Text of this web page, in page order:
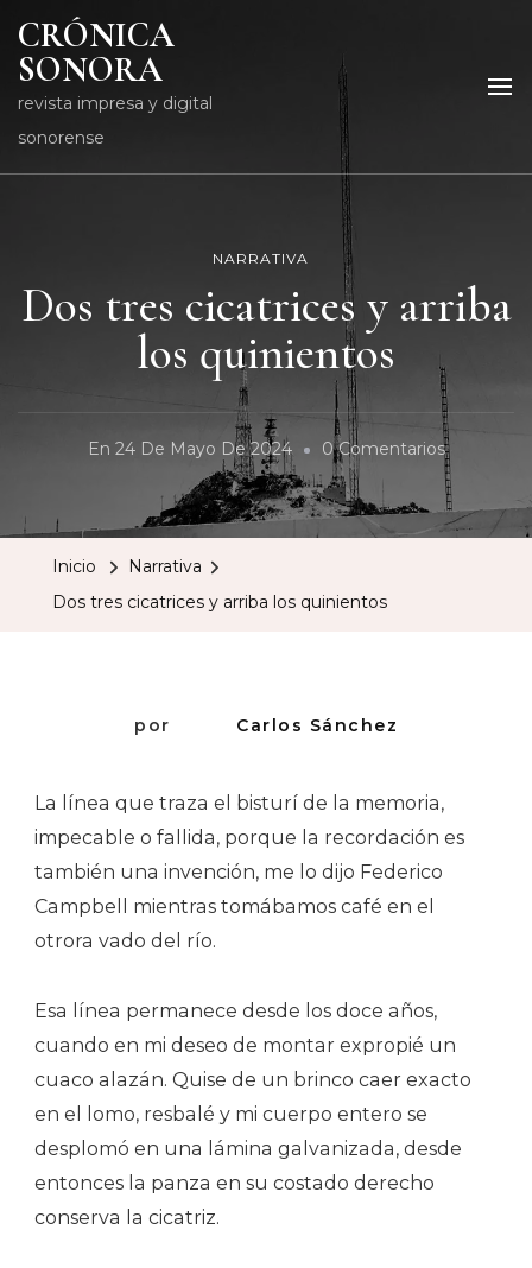
CRÓNICA
SONORA
revista impresa y digital
sonorense
NARRATIVA
Dos tres cicatrices y arriba
los quinientos
En 24 De Mayo De 2024 0 ComentariosEn
Dos
Tres
Inicio
Narrativa
Dos tres cicatrices y arriba los quinientos
por Carlos Sánchez
La línea que traza el bisturí de la memoria,
impecable o fallida, porque la recordación es
también una invención, me lo dijo Federico
Campbell mientras tomábamos café en el
otrora vado del río.
Esa línea permanece desde los doce años,
cuando en mi deseo de montar expropié un
cuaco alazán. Quise de un brinco caer exacto
en el lomo, resbalé y mi cuerpo entero se
desplomó en una lámina galvanizada, desde
entonces la panza en su costado derecho
conserva la cicatriz.